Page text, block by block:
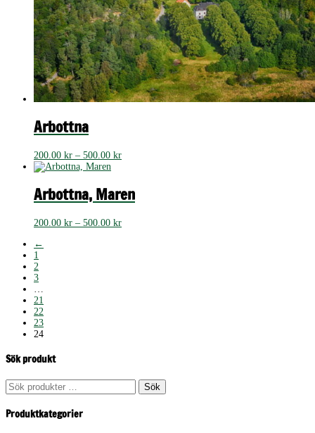
Arbottna
200.00 kr – 500.00 krPrisintervall:
Arbottna, Maren
200.00 kr – 500.00 krPrisintervall:
←
1
2
3
21
22
23
24
Sök produkt
Sök
efter:
Sök
Produktkategorier